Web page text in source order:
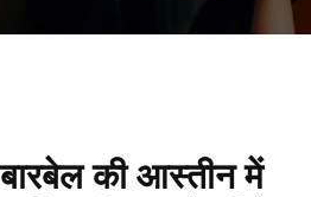
की आस्तीन में